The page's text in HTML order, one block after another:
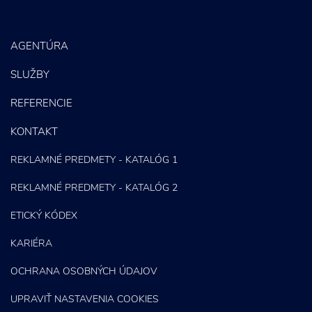
E-mail marketing
Content Marketing
AGENTÚRA
SLUŽBY
REFERENCIE
KONTAKT
REKLAMNÉ PREDMETY - KATALÓG 1
REKLAMNÉ PREDMETY - KATALÓG 2
ETICKÝ KÓDEX
KARIÉRA
OCHRANA OSOBNÝCH ÚDAJOV
UPRAVIŤ NASTAVENIA COOKIES